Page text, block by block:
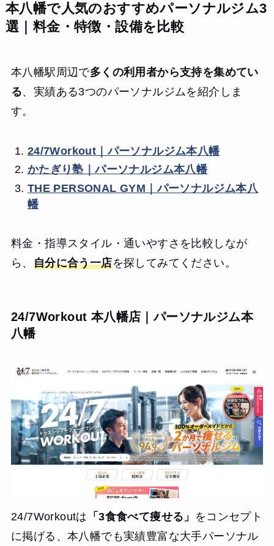
本八幡で人気のおすすめパーソナルジム3
選｜料金・特徴・設備を比較
本八幡駅周辺で多くの利用者から支持を集めてい
る、実績ある3つのパーソナルジムを紹介しま
す。
24/7Workout｜パーソナルジム本八幡
かたぎり塾｜パーソナルジム本八幡
THE PERSONAL GYM｜パーソナルジム本八
幡
料金・指導スタイル・通いやすさを比較しなが
ら、 自分に合う一店を探してみてください。
24/7Workout 本八幡店｜パーソナルジム本
八幡
24/7Workoutは 「3食食べて痩せる」
をコンセプト
に掲げる、本八幡でも実績豊富な大手パーソナル